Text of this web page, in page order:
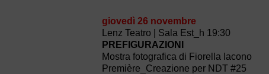
giovedì 26 novembre
Lenz Teatro | Sala Est_h 19:30
PREFIGURAZIONI
Mostra fotografica di Fiorella Iacono
Première_Creazione per NDT #25